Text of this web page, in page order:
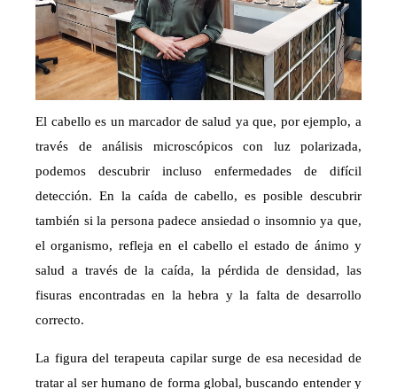
El cabello es un marcador de salud ya que, por ejemplo, a
través de análisis microscópicos con luz polarizada,
podemos descubrir incluso enfermedades de difícil
detección. En la caída de cabello, es posible descubrir
también si la persona padece ansiedad o insomnio ya que,
el organismo, refleja en el cabello el estado de ánimo y
salud a través de la caída, la pérdida de densidad, las
fisuras encontradas en la hebra y la falta de desarrollo
correcto.
La figura del terapeuta capilar surge de esa necesidad de
tratar al ser humano de forma global, buscando entender y